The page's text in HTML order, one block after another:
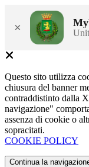
×
Questo sito utilizza
chiusura del banner
contraddistinto dalla
navigazione"
assenza di cookie o
sopracitati.
COOKIE POLICY
Continua la